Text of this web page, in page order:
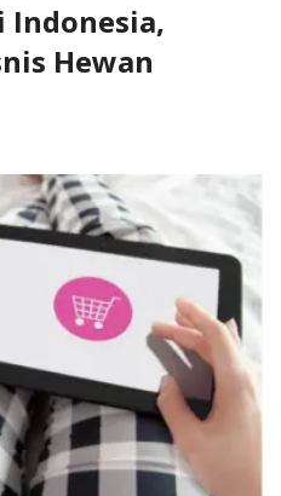
Indonesia,
Hewan